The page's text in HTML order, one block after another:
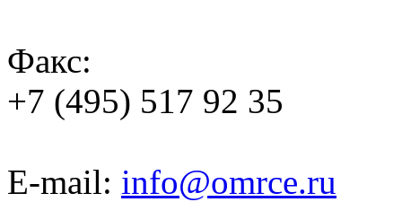
Факс:
+7 (495) 517 92 35
E-mail: info@omrce.ru